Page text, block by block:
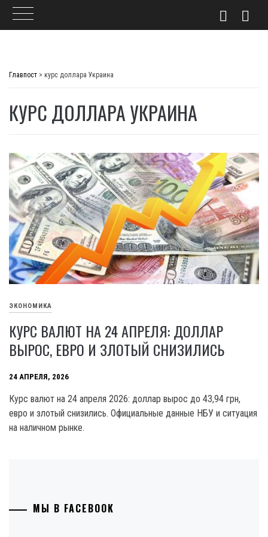
Главпост > курс доллара Украина
КУРС ДОЛЛАРА УКРАИНА
ЭКОНОМИКА
КУРС ВАЛЮТ НА 24 АПРЕЛЯ: ДОЛЛАР
ВЫРОС, ЕВРО И ЗЛОТЫЙ СНИЗИЛИСЬ
24 АПРЕЛЯ, 2026
Курс валют на 24 апреля 2026: доллар вырос до 43,94 грн,
евро и злотый снизились. Официальные данные НБУ и ситуация
на наличном рынке.
МЫ В FACEBOOK